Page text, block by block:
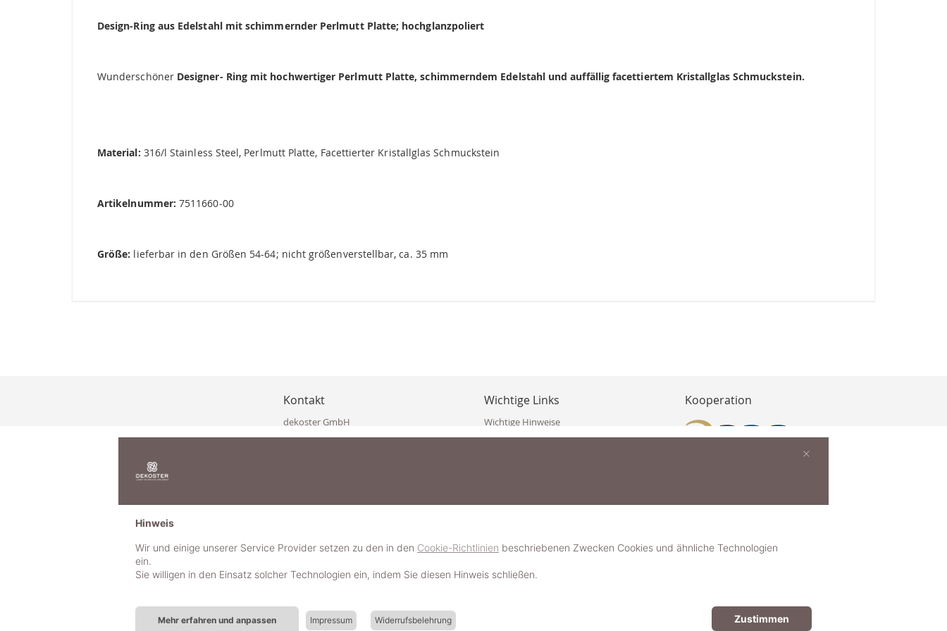
Design-Ring aus Edelstahl mit schimmernder Perlmutt Platte; hochglanzpoliert
WunderschönerDesigner- Ring mit hochwertiger Perlmutt Platte, schimmerndem Edelstahl und auffällig facettiertem Kristallglas Schmuckstein.
Material: 316/l Stainless Steel, Perlmutt Platte, Facettierter Kristallglas Schmuckstein
Artikelnummer: 7511660-00
Größe: lieferbar in den Größen 54-64; nicht größenverstellbar, ca. 35 mm
Kontakt
dekoster GmbH
Eisenkappler Str. 10
+43 677 623 47 410 (WhatsApp)
Wichtige Links
Wichtige Hinweise
Häufig gestellte Fragen (FAQ)
Impressum
Schmuckerlebnis / Schmuckparty buchen
Schmuck- & Styleguide werden
Kooperation
Hinweis
Wir und einige unserer Service Provider setzen zu den in den Cookie-Richtlinien beschriebenen Zwecken Cookies und ähnliche Technologien
ein.
Sie willigen in den Einsatz solcher Technologien ein, indem Sie diesen Hinweis schließen.
Mehr erfahren und anpassen Impressum Widerrufsbelehrung Zustimmen
×